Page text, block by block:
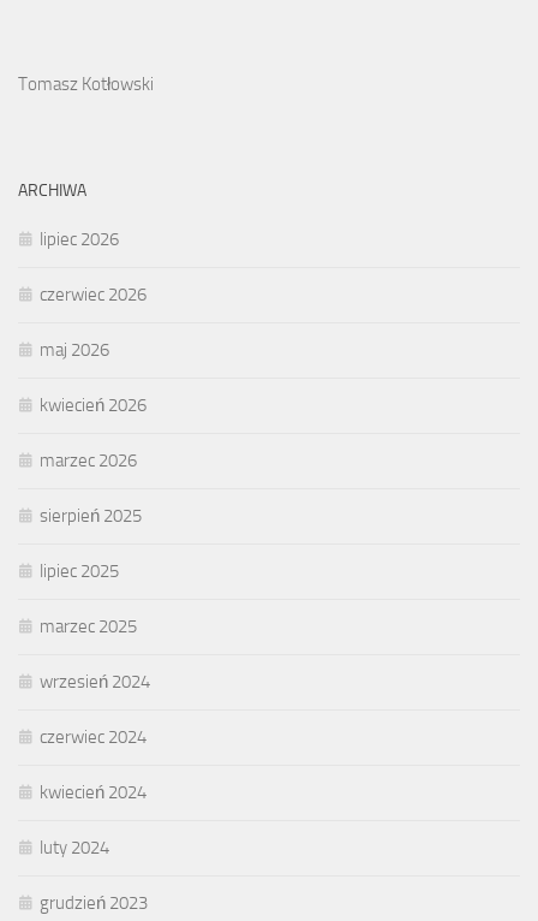
Tomasz Kotłowski
ARCHIWA
lipiec 2026
czerwiec 2026
maj 2026
kwiecień 2026
marzec 2026
sierpień 2025
lipiec 2025
marzec 2025
wrzesień 2024
czerwiec 2024
kwiecień 2024
luty 2024
grudzień 2023